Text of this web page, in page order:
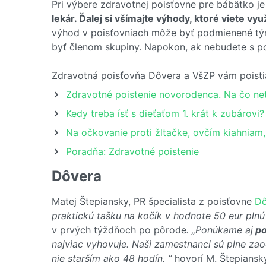
Pri výbere zdravotnej poisťovne pre bábätko
lekár. Ďalej si všímajte výhody, ktoré viete
výhod v poisťovniach môže byť podmienené
byť členom skupiny. Napokon, ak nebudete s
Zdravotná poisťovňa Dôvera a VšZP vám
Zdravotné poistenie novorodenca. Na čo
Kedy treba ísť s dieťaťom 1. krát k zubárovi?
Na očkovanie proti žltačke, ovčím
Poradňa: Zdravotné poistenie
Dôvera
Matej Štepiansky, PR špecialista z poisťovne
praktickú tašku na kočík v hodnote 50 eur
v prvých týždňoch po pôrode. „Ponúkame aj
najviac vyhovuje. Naši zamestnanci sú plne
nie starším ako 48 hodín. “hovorí M.